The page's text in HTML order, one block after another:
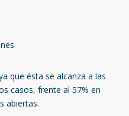
que ésta se alcanza a las
casos, frente al 57% en
abiertas.